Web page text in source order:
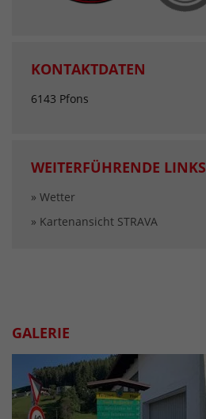
KONTAKTDATEN
6143 Pfons
WEITERFÜHRENDE LINKS
» Wetter
» Kartenansicht STRAVA
GALERIE